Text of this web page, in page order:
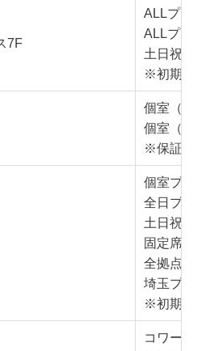
7F
ALLプラ
ALLプラ
土日祝コ
※初期費
個室（1
個室（2
※保証金
個室プラ
全日プラ
土日祝プ
固定席プ
全拠点プ
埼玉プラ
※初期費
コワーキ